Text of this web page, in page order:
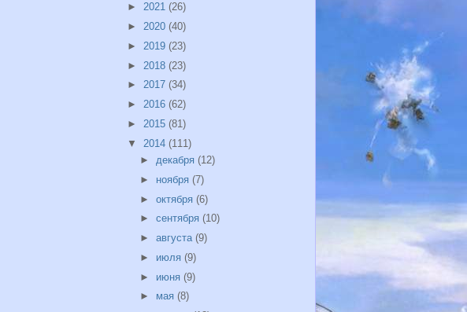
► 2021 (26)
► 2020 (40)
► 2019 (23)
► 2018 (23)
► 2017 (34)
► 2016 (62)
► 2015 (81)
▼ 2014 (111)
► декабря (12)
► ноября (7)
► октября (6)
► сентября (10)
► августа (9)
► июля (9)
► июня (9)
► мая (8)